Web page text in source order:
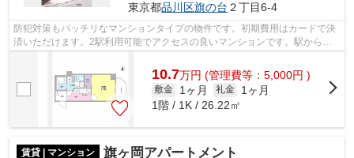
東京都品川区旗の台 ２丁目6-4
防犯対策もバッチリなマンションタイプの物件です。初期費用はカードで決
済いただけます。2駅利用可能でアクセスの良いマンションです。駅から徒
10.7万円 (管理費等：5,000円 )
敷金 1ヶ月 礼金
1ヶ月
1階 / 1K / 26.22㎡
賃貸 | マンション 旗ヶ岡アパートメント